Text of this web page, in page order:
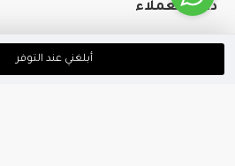
أبلغني عند التوفر
دعم العملاء
حســـابي